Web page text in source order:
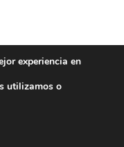
derechos reservados
experiencia en
utilizamos o